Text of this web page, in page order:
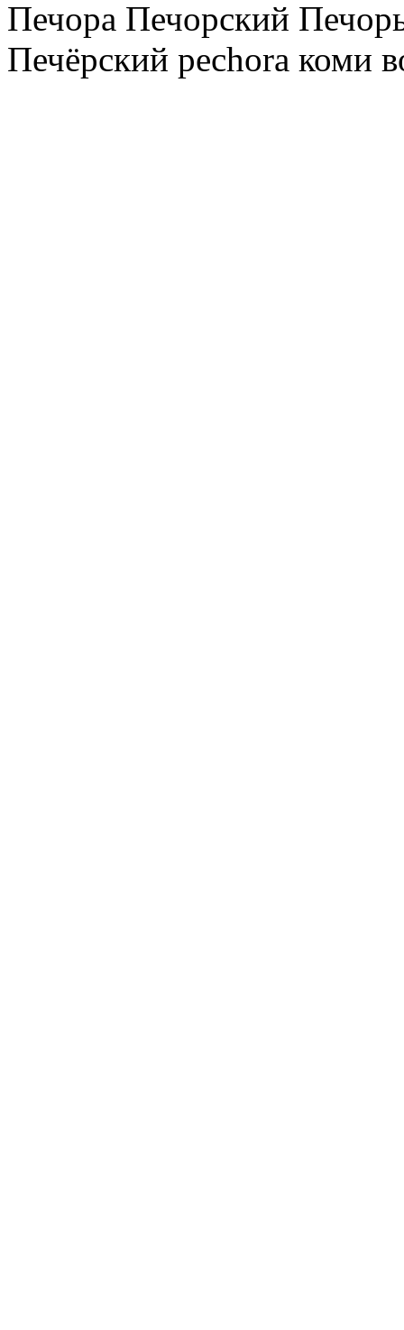
Печора Печорский
Печёрский pechora коми